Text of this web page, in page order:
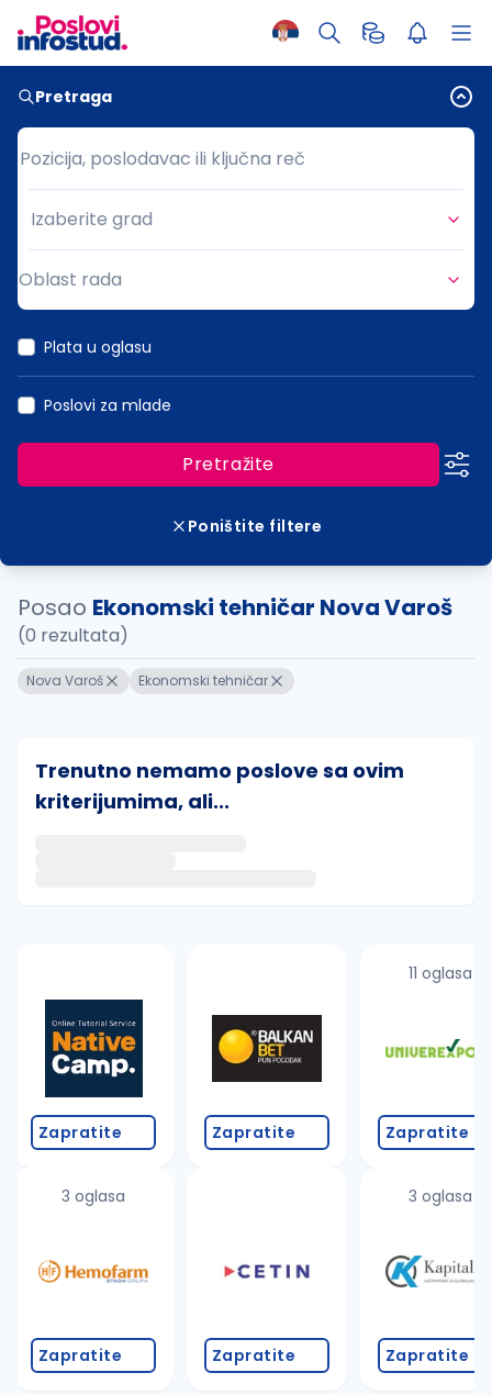
Pretraga
Pozicija, poslodavac ili ključna reč
Pozicija, poslodavac ili ključna reč
Grad
Izaberite grad
Oblast rada
Plata u oglasu
Poslovi za mlade
Pretražite
Poništite filtere
Posao Ekonomski tehničar Nova Varoš
(0 rezultata)
Nova Varoš Ekonomski tehničar
Trenutno nemamo poslove sa ovim
kriterijumima, ali...
Takođe možete da:
proverite pravopisne greške (koristite č, ć, š, đ,
povećajte radijus za odabrani grad
promenite odabrane filtere pretrage
Zapratite
3 oglasa
Zapratite
Zapratite
Zapratite
11 oglasa
Zapratite
3 oglasa
Zapratite